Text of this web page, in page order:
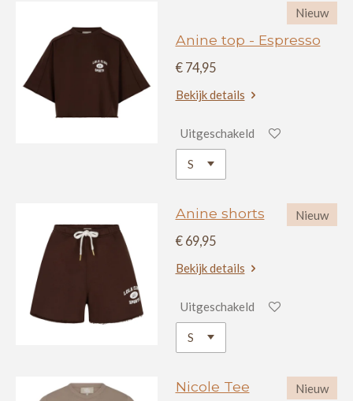
Nieuw
Anine top - Espresso
€ 74,95
Bekijk details
Uitgeschakeld
Nieuw
Anine shorts
€ 69,95
Bekijk details
Uitgeschakeld
Nieuw
Nicole Tee